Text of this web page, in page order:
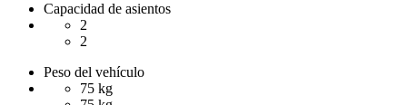
Capacidad de asientos
2
2
Peso del vehículo
75 kg